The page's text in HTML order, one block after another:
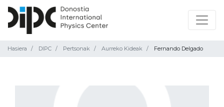
Hasiera DIPC Pertsonak Aurreko Kideak Fernando Delgado